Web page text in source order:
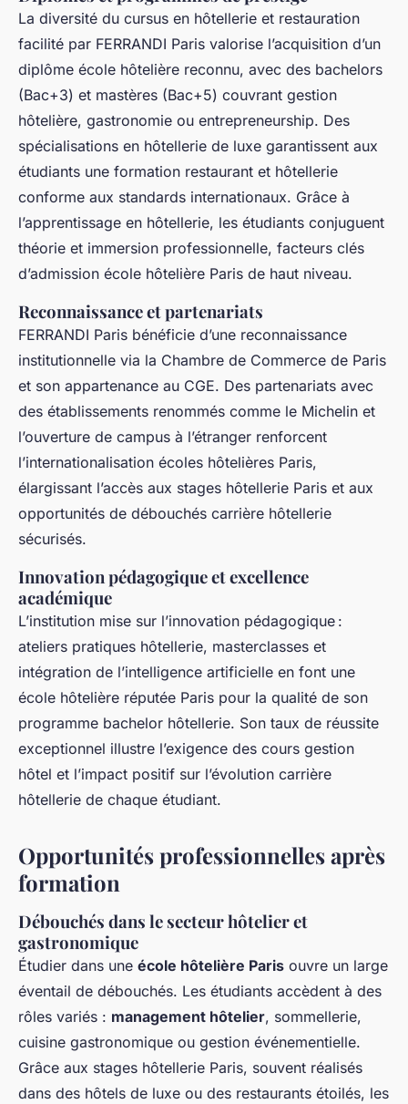
La diversité du cursus en hôtellerie et restauration
facilité par FERRANDI Paris valorise l’acquisition d’un
diplôme école hôtelière reconnu, avec des bachelors
(Bac+3) et mastères (Bac+5) couvrant gestion
hôtelière, gastronomie ou entrepreneurship. Des
spécialisations en hôtellerie de luxe garantissent aux
étudiants une formation restaurant et hôtellerie
conforme aux standards internationaux. Grâce à
l’apprentissage en hôtellerie, les étudiants conjuguent
théorie et immersion professionnelle, facteurs clés
d’admission école hôtelière Paris de haut niveau.
Reconnaissance et partenariats
FERRANDI Paris bénéficie d’une reconnaissance
institutionnelle via la Chambre de Commerce de Paris
et son appartenance au CGE. Des partenariats avec
des établissements renommés comme le Michelin et
l’ouverture de campus à l’étranger renforcent
l’internationalisation écoles hôtelières Paris,
élargissant l’accès aux stages hôtellerie Paris et aux
opportunités de débouchés carrière hôtellerie
sécurisés.
Innovation pédagogique et excellence
académique
L’institution mise sur l’innovation pédagogique :
ateliers pratiques hôtellerie, masterclasses et
intégration de l’intelligence artificielle en font une
école hôtelière réputée Paris pour la qualité de son
programme bachelor hôtellerie. Son taux de réussite
exceptionnel illustre l’exigence des cours gestion
hôtel et l’impact positif sur l’évolution carrière
hôtellerie de chaque étudiant.
Opportunités professionnelles après
formation
Débouchés dans le secteur hôtelier et
gastronomique
Étudier dans une école hôtelière Paris ouvre un large
éventail de débouchés. Les étudiants accèdent à des
rôles variés : management hôtelier, sommellerie,
cuisine gastronomique ou gestion événementielle.
Grâce aux stages hôtellerie Paris, souvent réalisés
dans des hôtels de luxe ou des restaurants étoilés, les